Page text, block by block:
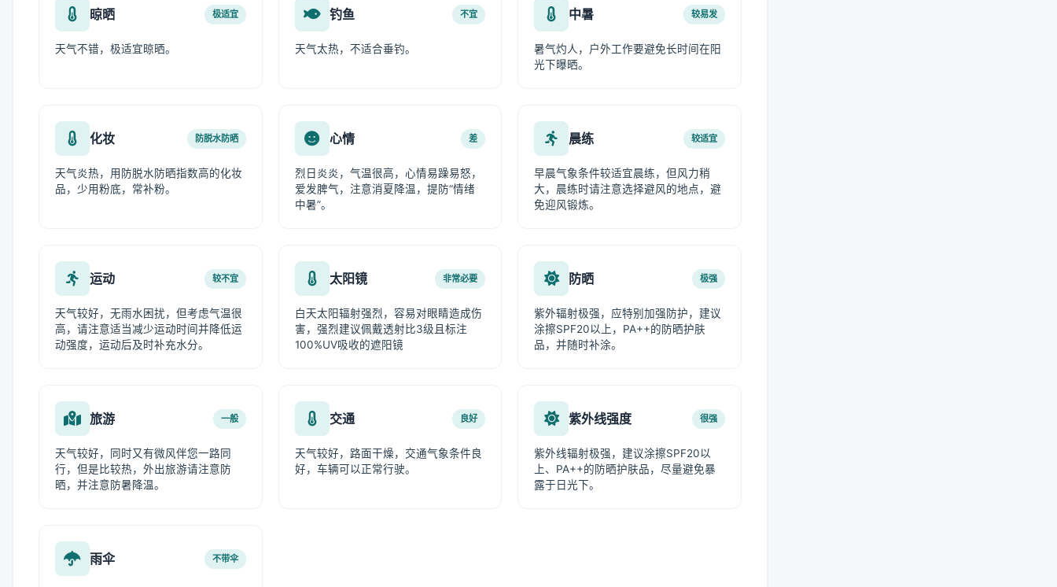
晾晒 极适宜
天气不错，极适宜晾晒。
钓鱼 不宜
天气太热，不适合垂钓。
中暑 较易发
暑气灼人，户外工作要避免长时间在阳
光下曝晒。
化妆 防脱水防晒
天气炎热，用防脱水防晒指数高的化妆
品，少用粉底，常补粉。
心情 差
烈日炎炎，气温很高，心情易躁易怒，
爱发脾气，注意消夏降温，提防“情绪
中暑”。
晨练 较适宜
早晨气象条件较适宜晨练，但风力稍
大，晨练时请注意选择避风的地点，避
免迎风锻炼。
运动 较不宜
天气较好，无雨水困扰，但考虑气温很
高，请注意适当减少运动时间并降低运
动强度，运动后及时补充水分。
太阳镜 非常必要
白天太阳辐射强烈，容易对眼睛造成伤
害，强烈建议佩戴透射比3级且标注
100%UV吸收的遮阳镜
防晒 极强
紫外辐射极强，应特别加强防护，建议
涂擦SPF20以上，PA++的防晒护肤
品，并随时补涂。
旅游 一般
天气较好，同时又有微风伴您一路同
行，但是比较热，外出旅游请注意防
晒，并注意防暑降温。
交通 良好
天气较好，路面干燥，交通气象条件良
好，车辆可以正常行驶。
紫外线强度 很强
紫外线辐射极强，建议涂擦SPF20以
上、PA++的防晒护肤品，尽量避免暴
露于日光下。
雨伞 不带伞